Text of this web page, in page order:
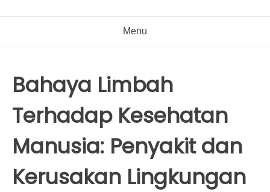
Menu
Bahaya Limbah
Terhadap Kesehatan
Manusia: Penyakit dan
Kerusakan Lingkungan